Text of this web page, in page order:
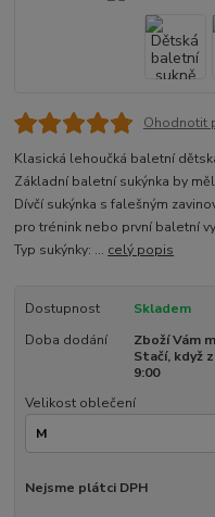
Ohodnotit
Klasická lehoučká baletní
Základní baletní sukýnka by
Dívčí sukýnka s falešným
pro trénink nebo první baletní
Typ sukýnky: ... celý popis
Dostupnost
Skladem
Doba dodání
Zboží Vám
Stačí, když
9:00
Velikost oblečení
Nejsme plátci DPH